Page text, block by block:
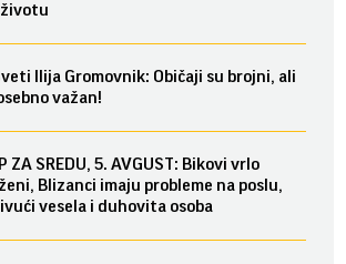
Ilija Gromovnik: Običaji su brojni, ali
važan!
ZA SREDU, 5. AVGUST: Bikovi vrlo
Blizanci imaju probleme na poslu,
vesela i duhovita osoba